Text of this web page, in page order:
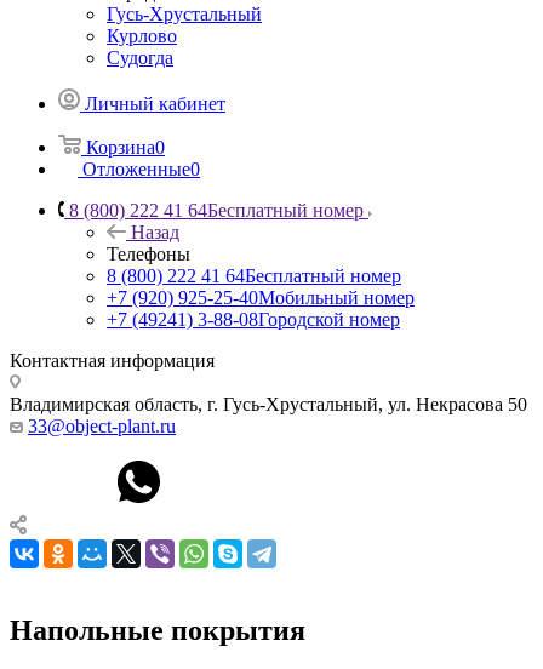
Гусь-Хрустальный
Курлово
Судогда
Личный кабинет
Корзина0
Отложенные0
8 (800) 222 41 64Бесплатный номер
Назад
Телефоны
8 (800) 222 41 64Бесплатный номер
+7 (920) 925-25-40Мобильный номер
+7 (49241) 3-88-08Городской номер
Контактная информация
Владимирская область, г. Гусь-Хрустальный, ул. Некрасова 50
33@object-plant.ru
Напольные покрытия